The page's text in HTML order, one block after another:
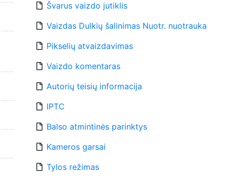
Švarus vaizdo jutiklis
Vaizdas Dulkių šalinimas Nuotr. nuotrauka
Pikselių atvaizdavimas
Vaizdo komentaras
Autorių teisių informacija
IPTC
Balso atmintinės parinktys
Kameros garsai
Tylos režimas